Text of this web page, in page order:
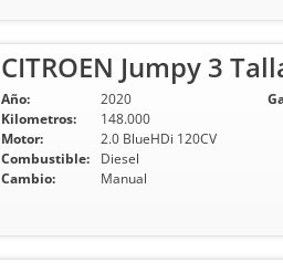
CITROEN Jumpy 3
Año:
2020
Kilometros:
148.000
Motor:
2.0 BlueHDi 120CV
Combustible:
Diesel
Cambio:
Manual